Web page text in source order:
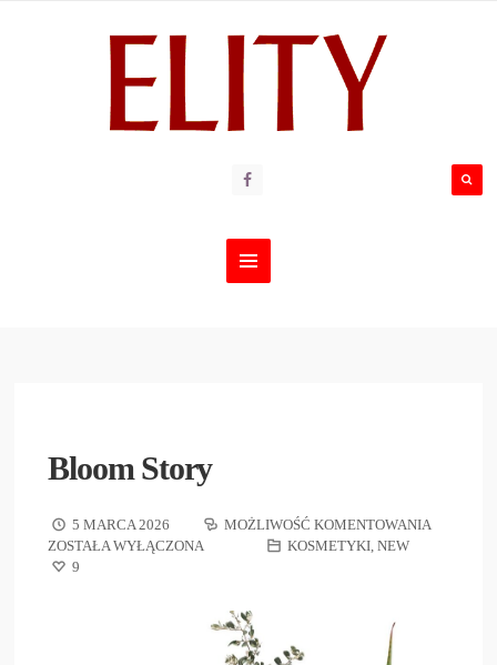
Bloom Story
5 MARCA 2026
MOŻLIWOŚĆ KOMENTOWANIA
ZOSTAŁA WYŁĄCZONA
KOSMETYKI, NEW
9